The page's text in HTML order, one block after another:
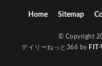
Home Sitemap
© Copyright
デイリーねっと366 by